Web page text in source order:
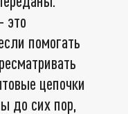
это
помогать
цепочки
до сих пор,